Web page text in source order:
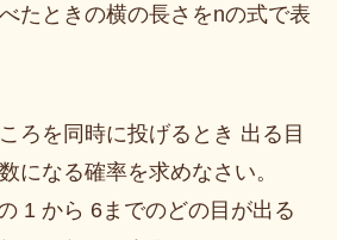
たときの横の長さをnの式で表
ろを同時に投げるとき 出る目
になる確率を求めなさい。
1 から 6までのどの目が出る